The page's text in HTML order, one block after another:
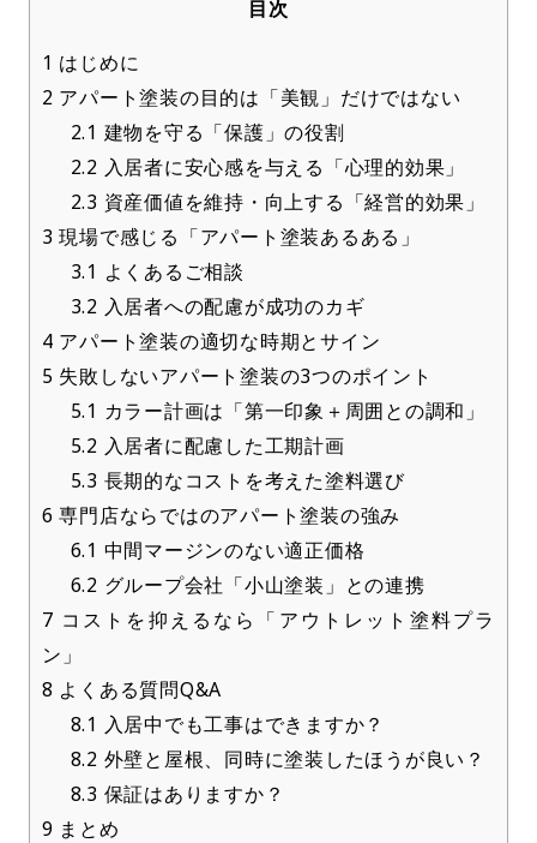
目次
1 はじめに
2 アパート塗装の目的は「美観」だけではない
2.1 建物を守る「保護」の役割
2.2 入居者に安心感を与える「心理的効果」
2.3 資産価値を維持・向上する「経営的効果」
3 現場で感じる「アパート塗装あるある」
3.1 よくあるご相談
3.2 入居者への配慮が成功のカギ
4 アパート塗装の適切な時期とサイン
5 失敗しないアパート塗装の3つのポイント
5.1 カラー計画は「第一印象＋周囲との調和」
5.2 入居者に配慮した工期計画
5.3 長期的なコストを考えた塗料選び
6 専門店ならではのアパート塗装の強み
6.1 中間マージンのない適正価格
6.2 グループ会社「小山塗装」との連携
7 コストを抑えるなら「アウトレット塗料プラ
ン」
8 よくある質問Q&A
8.1 入居中でも工事はできますか？
8.2 外壁と屋根、同時に塗装したほうが良い？
8.3 保証はありますか？
9 まとめ